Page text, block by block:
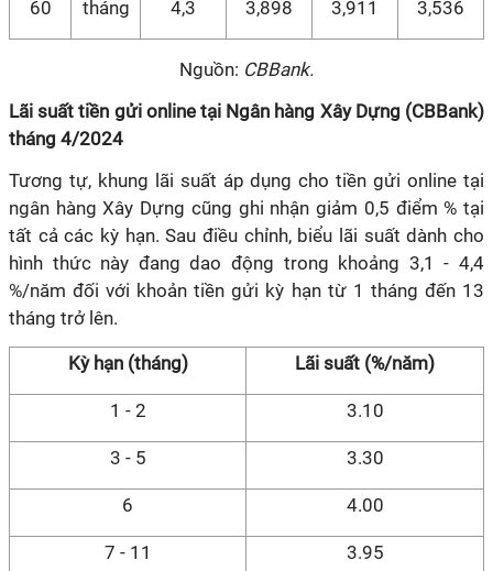
60 tháng 4,3 3,898 3,911 3,536
Nguồn: CBBank.
Lãi suất tiền gửi online tại Ngân hàng Xây Dựng (CBBank)
tháng 4/2024
Tương tự, khung lãi suất áp dụng cho tiền gửi online tại
ngân hàng Xây Dựng cũng ghi nhận giảm 0,5 điểm % tại
tất cả các kỳ hạn. Sau điều chỉnh, biểu lãi suất dành cho
hình thức này đang dao động trong khoảng 3,1 - 4,4
%/năm đối với khoản tiền gửi kỳ hạn từ 1 tháng đến 13
tháng trở lên.
Kỳ hạn (tháng) Lãi suất (%/năm)
1 - 2 3.10
3 - 5 3.30
6 4.00
7 - 11 3.95